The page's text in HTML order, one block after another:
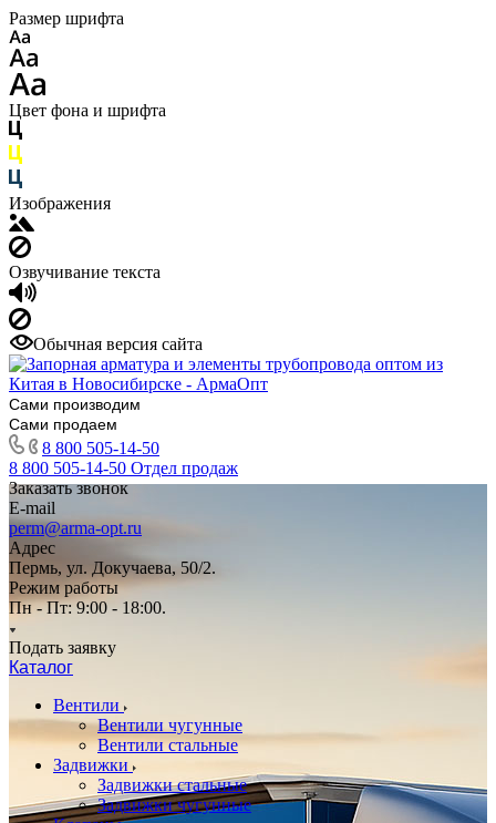
Размер шрифта
Цвет фона и шрифта
Изображения
Озвучивание текста
Обычная версия сайта
Сами производим
Сами продаем
8 800 505-14-50
8 800 505-14-50 Отдел продаж
Заказать звонок
E-mail
perm@arma-opt.ru
Адрес
Пермь, ул. Докучаева, 50/2.
Режим работы
Пн - Пт: 9:00 - 18:00.
Подать заявку
Каталог
Вентили
Вентили чугунные
Вентили стальные
Задвижки
Задвижки стальные
Задвижки чугунные